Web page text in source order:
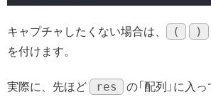
キャプチャしたくない場合は、 ( )
を付けます。
実際に、先ほど res の「配列」に入